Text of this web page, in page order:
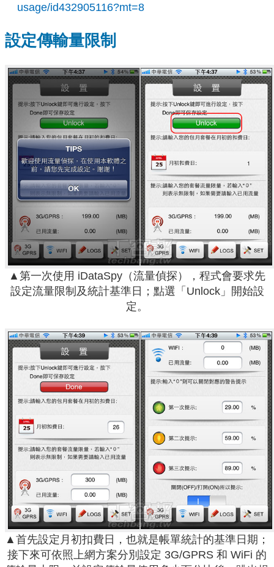
usage/id432905116?mt=8
設定傳輸量限制
▲第一次使用 iDataSpy（流量偵探），程式會要求先
設定流量限制及統計基準日；點選「Unlock」開始設
定。
▲首先設定月初扣費日，也就是帳單統計的基準日期；
接下來可依照上網方案分別設定 3G/GPRS 和 WiFi 的